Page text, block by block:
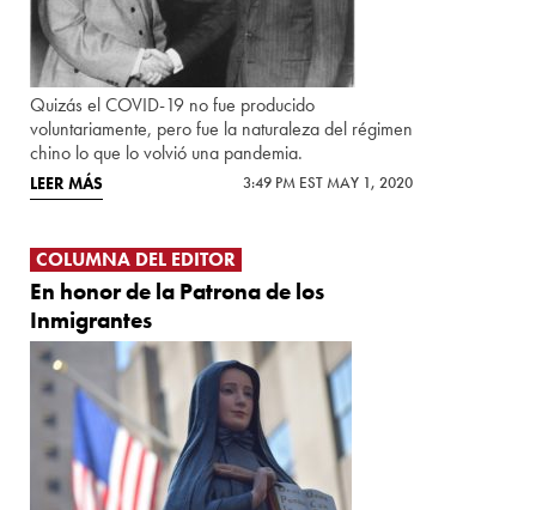
Quizás el COVID-19 no fue producido
voluntariamente, pero fue la naturaleza del régimen
chino lo que lo volvió una pandemia.
LEER MÁS 3:49 PM EST MAY 1, 2020
COLUMNA DEL EDITOR
En honor de la Patrona de los
Inmigrantes